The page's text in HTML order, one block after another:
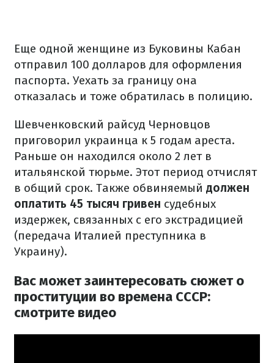
Еще одной женщине из Буковины Кабан
отправил 100 долларов для оформления
паспорта. Уехать за границу она
отказалась и тоже обратилась в полицию.
Шевченковский райсуд Черновцов
приговорил украинца к 5 годам ареста.
Раньше он находился около 2 лет в
итальянской тюрьме. Этот период отчислят
в общий срок. Также обвиняемый должен
оплатить 45 тысяч гривен судебных
издержек, связанных с его экстрадицией
(передача Италией преступника в
Украину).
Вас может заинтересовать сюжет о
проституции во времена СССР:
смотрите видео